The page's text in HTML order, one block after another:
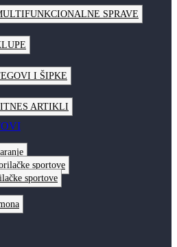
SPRAVE
I ŠIPKE
ARTIKLI
sportove
sportove